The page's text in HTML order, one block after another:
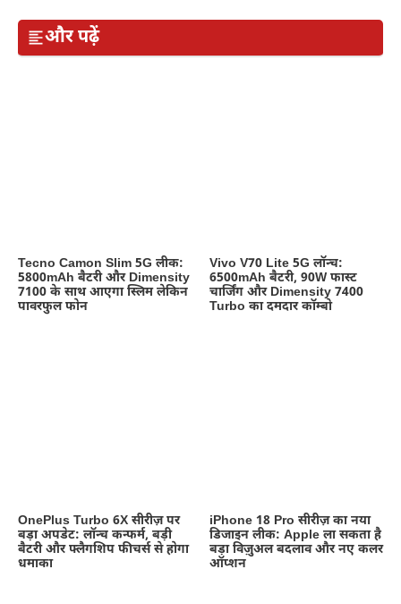
और पढ़ें
Tecno Camon Slim 5G लीक:
5800mAh बैटरी और Dimensity
7100 के साथ आएगा स्लिम लेकिन
पावरफुल फोन
Vivo V70 Lite 5G लॉन्च:
6500mAh बैटरी, 90W फास्ट
चार्जिंग और Dimensity 7400
Turbo का दमदार कॉम्बो
OnePlus Turbo 6X सीरीज़ पर
बड़ा अपडेट: लॉन्च कन्फर्म, बड़ी
बैटरी और फ्लैगशिप फीचर्स से होगा
धमाका
iPhone 18 Pro सीरीज़ का नया
डिजाइन लीक: Apple ला सकता है
बड़ा विज़ुअल बदलाव और नए कलर
ऑप्शन